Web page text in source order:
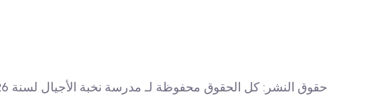
حقوق النشر: كل الحقوق محفوظة لـ مدرسة نخبة الأجيال لسنة 2026 | تم التطوير بواسطة